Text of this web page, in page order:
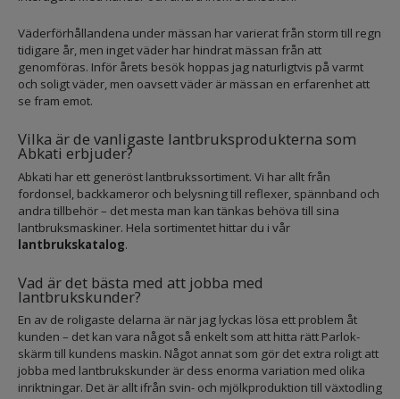
Väderförhållandena under mässan har varierat från storm till regn
tidigare år, men inget väder har hindrat mässan från att
genomföras. Inför årets besök hoppas jag naturligtvis på varmt
och soligt väder, men oavsett väder är mässan en erfarenhet att
se fram emot.
Vilka är de vanligaste lantbruksprodukterna som
Abkati erbjuder?
Abkati har ett generöst lantbrukssortiment. Vi har allt från
fordonsel, backkameror och belysning till reflexer, spännband och
andra tillbehör – det mesta man kan tänkas behöva till sina
lantbruksmaskiner. Hela sortimentet hittar du i vår
lantbrukskatalog.
Vad är det bästa med att jobba med
lantbrukskunder?
En av de roligaste delarna är när jag lyckas lösa ett problem åt
kunden – det kan vara något så enkelt som att hitta rätt Parlok-
skärm till kundens maskin. Något annat som gör det extra roligt att
jobba med lantbrukskunder är dess enorma variation med olika
inriktningar. Det är allt ifrån svin- och mjölkproduktion till växtodling